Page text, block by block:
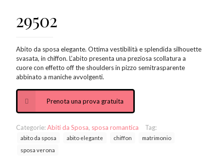
29502
Abito da sposa elegante. Ottima vestibilità e splendida silhouette
svasata, in chiffon. L’abito presenta una preziosa scollatura a
cuore con effetto off the shoulders in pizzo semitrasparente
abbinato a maniche avvolgenti.
Prenota una prova gratuita
Categorie:Abiti da Sposa, sposa romantica Tag:
abito da sposa abito elegante chiffon
matrimonio
sposa verona